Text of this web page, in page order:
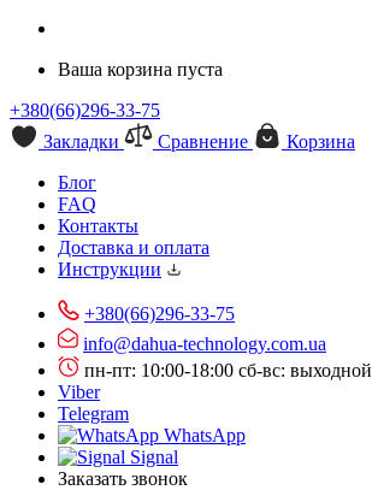
Ваша корзина пуста
+380(66)296-33-75
Закладки
Сравнение
Корзина
Блог
FAQ
Контакты
Доставка и оплата
Инструкции
+380(66)296-33-75
info@dahua-technology.com.ua
пн-пт: 10:00-18:00 сб-вс: выходной
Viber
Telegram
WhatsApp
Signal
Заказать звонок